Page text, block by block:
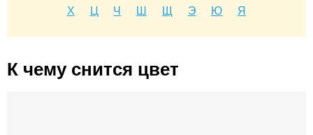
Х
Ц Ч Ш Щ Э Ю Я
К чему снится цвет